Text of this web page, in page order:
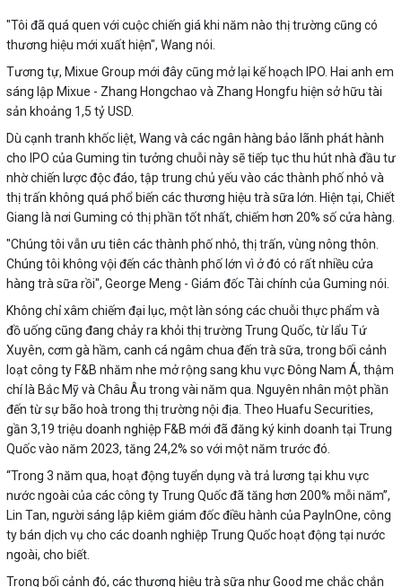
"Tôi đã quá quen với cuộc chiến giá khi năm nào thị trường cũng có
thương hiệu mới xuất hiện", Wang nói.
Tương tự, Mixue Group mới đây cũng mở lại kế hoạch IPO. Hai anh em
sáng lập Mixue - Zhang Hongchao và Zhang Hongfu hiện sở hữu tài
sản khoảng 1,5 tỷ USD.
Dù cạnh tranh khốc liệt, Wang và các ngân hàng bảo lãnh phát hành
cho IPO của Guming tin tưởng chuỗi này sẽ tiếp tục thu hút nhà đầu tư
nhờ chiến lược độc đáo, tập trung chủ yếu vào các thành phố nhỏ và
thị trấn không quá phổ biến các thương hiệu trà sữa lớn. Hiện tại, Chiết
Giang là nơi Guming có thị phần tốt nhất, chiếm hơn 20% số cửa hàng.
"Chúng tôi vẫn ưu tiên các thành phố nhỏ, thị trấn, vùng nông thôn.
Chúng tôi không vội đến các thành phố lớn vì ở đó có rất nhiều cửa
hàng trà sữa rồi", George Meng - Giám đốc Tài chính của Guming nói.
Không chỉ xâm chiếm đại lục, một làn sóng các chuỗi thực phẩm và
đồ uống cũng đang chảy ra khỏi thị trường Trung Quốc, từ lẩu Tứ
Xuyên, cơm gà hầm, canh cá ngâm chua đến trà sữa, trong bối cảnh
loạt công ty F&B nhăm nhe mở rộng sang khu vực Đông Nam Á, thậm
chí là Bắc Mỹ và Châu Âu trong vài năm qua. Nguyên nhân một phần
đến từ sự bão hoà trong thị trường nội địa. Theo Huafu Securities,
gần 3,19 triệu doanh nghiệp F&B mới đã đăng ký kinh doanh tại Trung
Quốc vào năm 2023, tăng 24,2% so với một năm trước đó.
“Trong 3 năm qua, hoạt động tuyển dụng và trả lương tại khu vực
nước ngoài của các công ty Trung Quốc đã tăng hơn 200% mỗi năm”,
Lin Tan, người sáng lập kiêm giám đốc điều hành của PayInOne, công
ty bán dịch vụ cho các doanh nghiệp Trung Quốc hoạt động tại nước
ngoài, cho biết.
Trong bối cảnh đó, các thương hiệu trà sữa như Good me chắc chắn